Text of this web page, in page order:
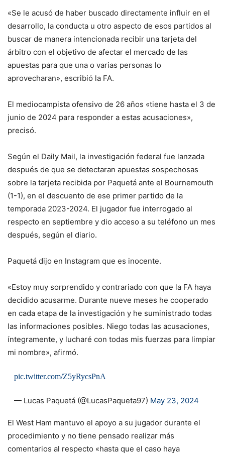
«Se le acusó de haber buscado directamente influir en el
desarrollo, la conducta u otro aspecto de esos partidos al
buscar de manera intencionada recibir una tarjeta del
árbitro con el objetivo de afectar el mercado de las
apuestas para que una o varias personas lo
aprovecharan», escribió la FA.
El mediocampista ofensivo de 26 años «tiene hasta el 3 de
junio de 2024 para responder a estas acusaciones»,
precisó.
Según el Daily Mail, la investigación federal fue lanzada
después de que se detectaran apuestas sospechosas
sobre la tarjeta recibida por Paquetá ante el Bournemouth
(1-1), en el descuento de ese primer partido de la
temporada 2023-2024. El jugador fue interrogado al
respecto en septiembre y dio acceso a su teléfono un mes
después, según el diario.
Paquetá dijo en Instagram que es inocente.
«Estoy muy sorprendido y contrariado con que la FA haya
decidido acusarme. Durante nueve meses he cooperado
en cada etapa de la investigación y he suministrado todas
las informaciones posibles. Niego todas las acusaciones,
íntegramente, y lucharé con todas mis fuerzas para limpiar
mi nombre», afirmó.
pic.twitter.com/Z5yRycsPnA
— Lucas Paquetá (@LucasPaqueta97) May 23, 2024
El West Ham mantuvo el apoyo a su jugador durante el
procedimiento y no tiene pensado realizar más
comentarios al respecto «hasta que el caso haya